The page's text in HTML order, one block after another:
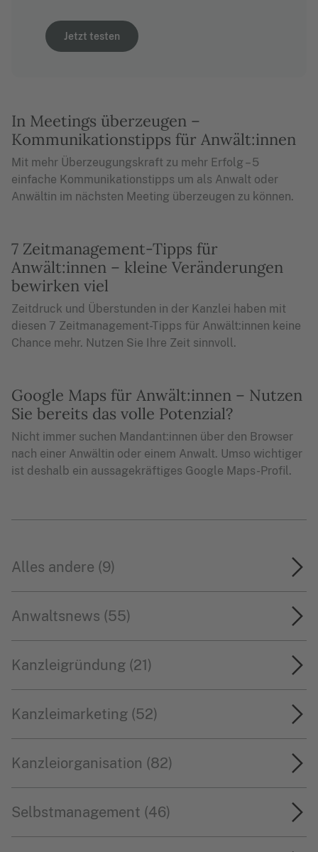
Jetzt testen
In Meetings überzeugen –
Kommunikationstipps für Anwält:innen
Mit mehr Überzeugungskraft zu mehr Erfolg – 5
einfache Kommunikationstipps um als Anwalt oder
Anwältin im nächsten Meeting überzeugen zu können.
7 Zeitmanagement-Tipps für
Anwält:innen – kleine Veränderungen
bewirken viel
Zeitdruck und Überstunden in der Kanzlei haben mit
diesen 7 Zeitmanagement-Tipps für Anwält:innen keine
Chance mehr. Nutzen Sie Ihre Zeit sinnvoll.
Google Maps für Anwält:innen – Nutzen
Sie bereits das volle Potenzial?
Nicht immer suchen Mandant:innen über den Browser
nach einer Anwältin oder einem Anwalt. Umso wichtiger
ist deshalb ein aussagekräftiges Google Maps-Profil.
Alles andere (9)
Anwaltsnews (55)
Kanzleigründung (21)
Kanzleimarketing (52)
Kanzleiorganisation (82)
Selbstmanagement (46)